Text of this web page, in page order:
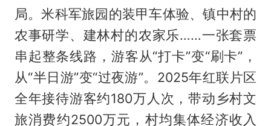
局。米科军旅园的装甲车体验、镇中村的
农事研学、建林村的农家乐……一张套票
串起整条线路，游客从“打卡”变“刷卡”，
从“半日游”变“过夜游”。2025年红联片区
全年接待游客约180万人次，带动乡村文
旅消费约2500万元，村均集体经济收入